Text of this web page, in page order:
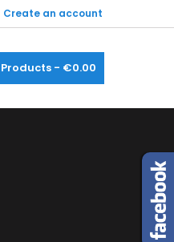
Create an account
Products - €0.00